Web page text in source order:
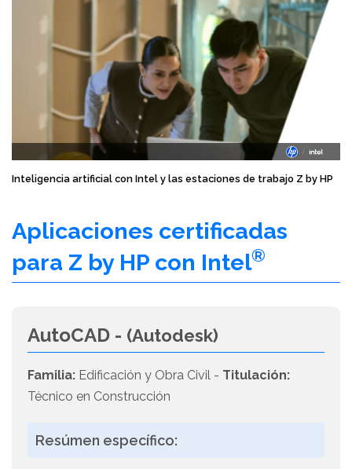
Inteligencia artificial con Intel y las estaciones de trabajo Z by HP
Aplicaciones certificadas
para Z by HP con Intel®
AutoCAD - (Autodesk)
Familia: Edificación y Obra Civil - Titulación:
Técnico en Construcción
Resúmen específico: